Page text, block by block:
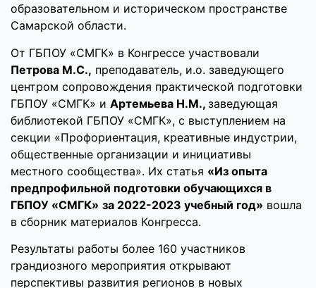
образовательном и историческом пространстве
Самарской области.
От ГБПОУ «СМГК» в Конгрессе участвовали
Петрова М.С., преподаватель, и.о. заведующего
центром сопровождения практической подготовки
ГБПОУ «СМГК» и Артемьева Н.М., заведующая
библиотекой ГБПОУ «СМГК», с выступлением на
секции «Профориентация, креативные индустрии,
общественные организации и инициативы
местного сообщества». Их статья «Из опыта
предпрофильной подготовки обучающихся в
ГБПОУ «СМГК» за 2022-2023 учебный год» вошла
в сборник материалов Конгресса.
Результаты работы более 160 участников
грандиозного мероприятия открывают
перспективы развития регионов в новых